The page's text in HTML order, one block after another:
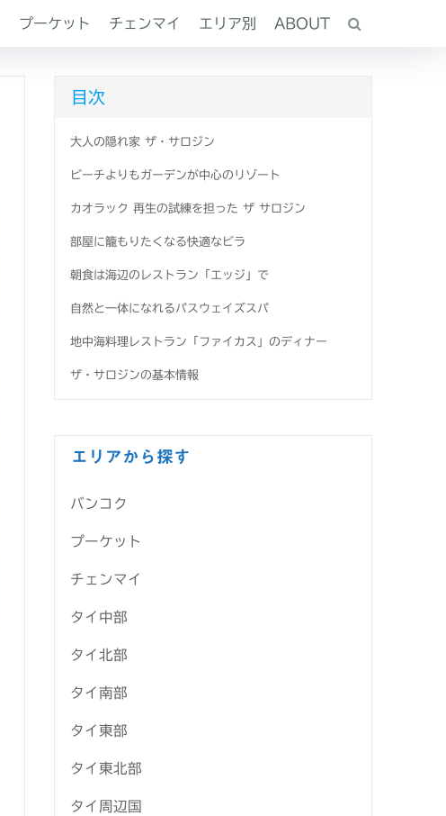
プーケット チェンマイ エリア別 ABOUT
目次
大人の隠れ家 ザ・サロジン
ビーチよりもガーデンが中心のリゾート
カオラック 再生の試練を担った ザ サロジン
部屋に籠もりたくなる快適なビラ
朝食は海辺のレストラン「エッジ」で
自然と一体になれるパスウェイズスパ
地中海料理レストラン「ファイカス」のディナー
ザ・サロジンの基本情報
エリアから探す
バンコク
プーケット
チェンマイ
タイ中部
タイ北部
タイ南部
タイ東部
タイ東北部
タイ周辺国